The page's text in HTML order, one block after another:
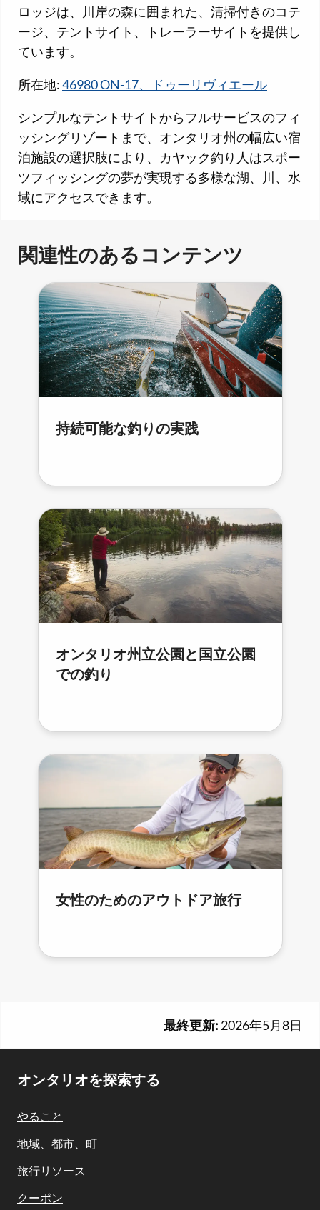
ロッジは、川岸の森に囲まれた、清掃付きのコテ
ージ、テントサイト、トレーラーサイトを提供し
ています。
所在地:46980 ON-17、ドゥーリヴィエール
シンプルなテントサイトからフルサービスのフィ
ッシングリゾートまで、オンタリオ州の幅広い宿
泊施設の選択肢により、カヤック釣り人はスポー
ツフィッシングの夢が実現する多様な湖、川、水
域にアクセスできます。
関連性のあるコンテンツ
持続可能な釣りの実践
オンタリオ州立公園と国立公園
での釣り
女性のためのアウトドア旅行
最終更新: 2026年5月8日
Footer
Navigation
オンタリオを探索する
やること
地域、都市、町
旅行リソース
クーポン